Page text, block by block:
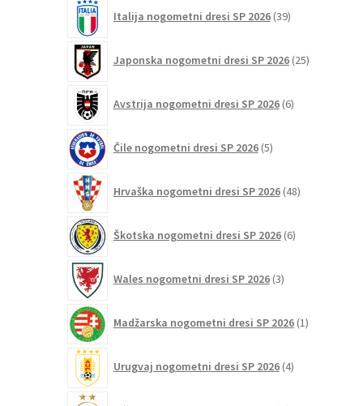
Italija nogometni dresi SP 2026 39izdelkov
Japonska nogometni dresi SP 2026 25izdelkov
Avstrija nogometni dresi SP 2026 6izdelkov
Čile nogometni dresi SP 2026 5izdelkov
Hrvaška nogometni dresi SP 2026 48izdelkov
Škotska nogometni dresi SP 2026 6izdelkov
Wales nogometni dresi SP 2026 3izdelki
Madžarska nogometni dresi SP 2026 1izdelek
Urugvaj nogometni dresi SP 2026 4izdelki